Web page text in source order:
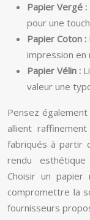
Papier Vergé :
pour une
Papier Coton :
impression en
Papier Vélin :
valeur une
Pensez
allient
fabriqués à partir
rendu
Choisir un papier
compromettre la
fournisseurs